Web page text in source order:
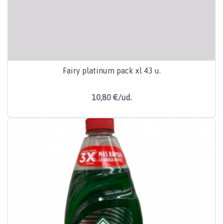
Fairy platinum pack xl 43 u.
10,80 €/ud.